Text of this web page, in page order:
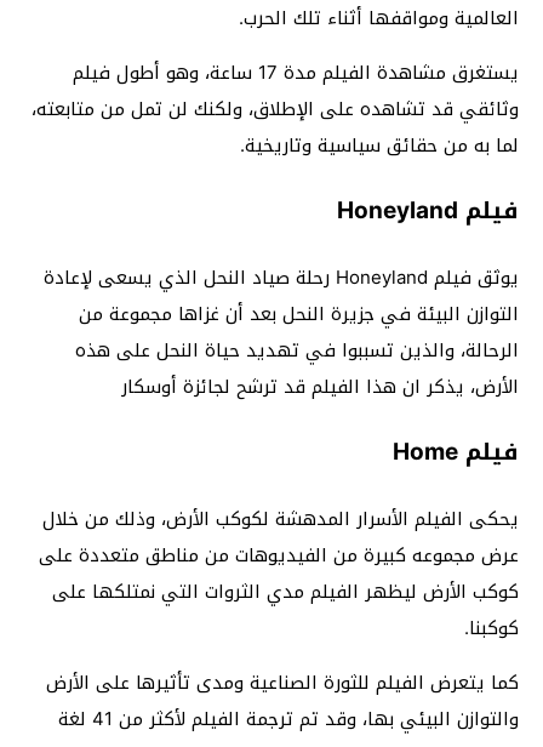
العالمية ومواقفها أثناء تلك الحرب.
يستغرق مشاهدة الفيلم مدة 17 ساعة، وهو أطول فيلم
وثائقي قد تشاهده على الإطلاق، ولكنك لن تمل من متابعته،
لما به من حقائق سياسية وتاريخية.
فيلم Honeyland
يوثق فيلم Honeyland رحلة صياد النحل الذي يسعى لإعادة
التوازن البيئة في جزيرة النحل بعد أن غزاها مجموعة من
الرحالة، والذين تسببوا في تهديد حياة النحل على هذه
الأرض، يذكر ان هذا الفيلم قد ترشح لجائزة أوسكار
فيلم Home
يحكى الفيلم الأسرار المدهشة لكوكب الأرض، وذلك من خلال
عرض مجموعه كبيرة من الفيديوهات من مناطق متعددة على
كوكب الأرض ليظهر الفيلم مدي الثروات التي نمتلكها على
كوكبنا.
كما يتعرض الفيلم للثورة الصناعية ومدى تأثيرها على الأرض
والتوازن البيئي بها، وقد تم ترجمة الفيلم لأكثر من 41 لغة